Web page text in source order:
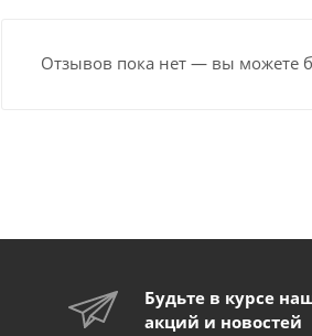
Отзывов пока нет — вы можете
Будьте в курсе
акций и новостей